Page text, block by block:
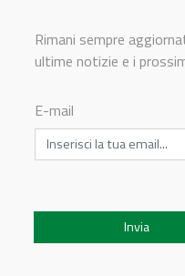
Rimani sempre
ultime notizie e i
E-mail